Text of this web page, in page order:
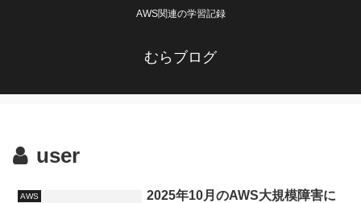
AWS関連の学習記録
むらブログ
user
AWS
2025年10月のAWS大規模障害に